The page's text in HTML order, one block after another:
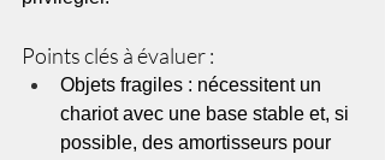
Points clés à évaluer :
Objets fragiles : nécessitent un
chariot avec une base stable et, si
possible, des amortisseurs pour